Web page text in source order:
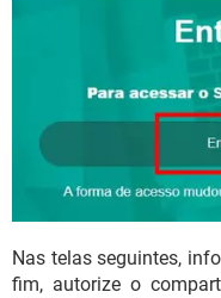
Nas telas seguintes,
fim, autorize o